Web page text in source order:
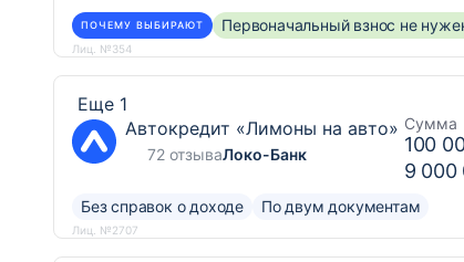
ПОЧЕМУ ВЫБИРАЮТ Первоначальный взнос не
Лиц. №354
Еще 1
Автокредит «Лимоны на авто»
72 отзываЛоко-Банк
Сумма
100
9 000
Без справок о доходе По двум документам
Лиц. №2707